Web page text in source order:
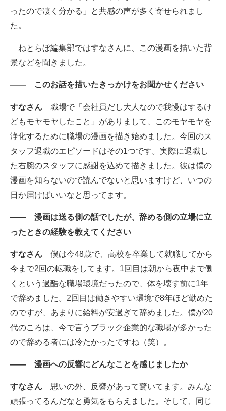
ったので凄く分かる」と共感の声が多く寄せられまし
た。
ねとらぼ編集部ではすなさんに、この漫画を描いた背
景などを聞きました。
―― このお話を描いたきっかけをお聞かせください
すなさん 職場で「会社員だし大人なので我慢はするけ
どもモヤモヤしたこと」がありまして、このモヤモヤを
浄化するために職場の漫画を描き始めました。今回のス
タッフ退職のエピソードはその1つです。実際に退職し
た右腕のスタッフに感謝を込めて描きました。彼は僕の
漫画を知らないので読んでないと思いますけど、いつの
日か届けばいいなと思ってます。
―― 漫画は送る側の話でしたが、辞める側の立場に立
ったときの経験を教えてください
すなさん 僕は今48歳で、高校を卒業して就職してから
今まで2回の転職をしてます。1回目は朝から夜中まで働
くという過酷な職場環境だったので、体を壊す前に1年
で辞めました。2回目は働きやすい環境で8年ほど勤めた
のですが、あまりに給料が安過ぎて辞めました。僕が20
代のころは、今で言うブラック企業的な職場が多かった
ので辞める者には冷たかったですね（笑）。
―― 漫画への反響にどんなことを感じましたか
すなさん 思いの外、反響があって驚いてます。みんな
頑張ってるんだなと勇気をもらえました。そして、同じ